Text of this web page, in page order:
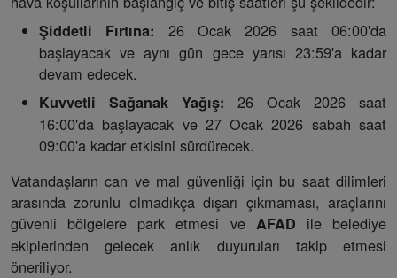
Şiddetli Fırtına: 26 Ocak 2026 saat 06:00'da
başlayacak ve aynı gün gece yarısı 23:59'a kadar
devam edecek.
Kuvvetli Sağanak Yağış: 26 Ocak 2026 saat
16:00'da başlayacak ve 27 Ocak 2026 sabah saat
09:00'a kadar etkisini sürdürecek.
Vatandaşların can ve mal güvenliği için bu saat dilimleri
arasında zorunlu olmadıkça dışarı çıkmaması, araçlarını
güvenli bölgelere park etmesi ve AFAD ile belediye
ekiplerinden gelecek anlık duyuruları takip etmesi
öneriliyor.